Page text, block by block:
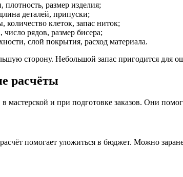
размер изделия;
деталей, припуски;
клеток, запас ниток;
рядов, размер бисера;
слой покрытия, расход материала.
сторону. Небольшой запас пригодится для
расчёты
мастерской и при подготовке заказов. Они
помогает уложиться в бюджет. Можно